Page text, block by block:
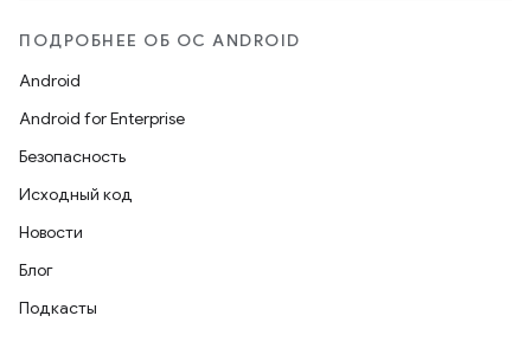
ПОДРОБНЕЕ ОБ ОС ANDROID
Android
Android for Enterprise
Безопасность
Исходный код
Новости
Блог
Подкасты